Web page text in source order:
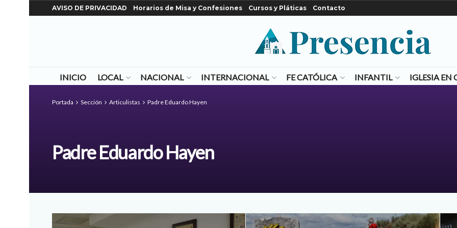
AVISO DE PRIVACIDAD Horarios de Misa y Confesiones Cursos y Pláticas Contacto
INICIO LOCAL NACIONAL INTERNACIONAL FE CATÓLICA INFANTIL IGLESIA
Portada Sección Articulistas Padre Eduardo Hayen
Padre Eduardo Hayen